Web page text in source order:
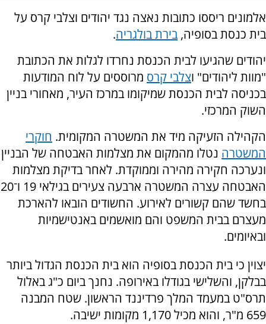
אלמונים ריססו כתובות נאצה נגד יהודים וצלבי קרס על
בית כנסת בסופיה, בירת בולגריה.
יהודים שהגיעו לבית הכנסת נחרדו לגלות את הכתובת
"מוות ליהודים" וצלבי קרס מרוססים על לוח המודעות
בכניסה לבית הכנסת שמיקומו במרכז העיר, מאחורי בניין
השוק המרכזי.
הקהילה הזעיקה מיד את המשטרה המקומית. חוקרי
המשטרה נטלו מהמקום את מצלמות האבטחה של הבניין
ונערכה חקירה מהירה וממוקדת. לאחר בדיקת מצלמות
האבטחה עצרה המשטרה ארבעה צעירים בגילאי 19 ו־20
בחשד שהם קשורים לאירוע. החשודים הובאו להארכת
מעצרם בבית המשפט והם מואשמים באנטישמיות
ובאיומים.
יצוין כי בית הכנסת בסופיה הוא בית הכנסת הגדול ביותר
בבלקן, והשלישי בגודלו באירופה. נחנך ביום כ"ג באלול
תרס"ט במעמד המלך פרדיננד הראשון. שטח המבנה
659 מ"ר, והוא מכיל 1,170 מקומות ישיבה.